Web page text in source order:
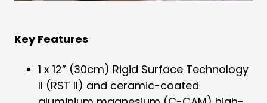
Key Features
1 x 12” (30cm) Rigid Surface Technology
II (RST II) and ceramic-coated